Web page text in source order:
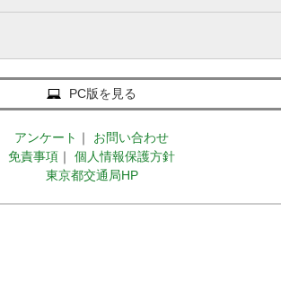
PC版を見る
アンケート ｜
お問い合わせ
免責事項 ｜
個人情報保護方針
東京都交通局HP